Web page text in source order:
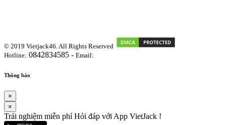
© 2019 Vietjack46. All Rights Reserved
Hotline: 0842834585 - Email:
Thông báo
×
×
Trải nghiệm miễn phí Hỏi đáp với App VietJack !